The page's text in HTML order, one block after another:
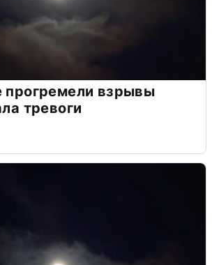
прогремели взрывы
тревоги